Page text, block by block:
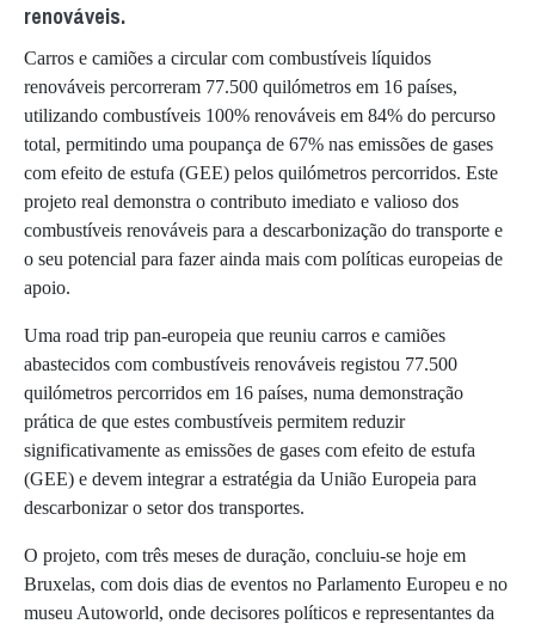
renováveis.
Carros e camiões a circular com combustíveis líquidos
renováveis percorreram 77.500 quilómetros em 16 países,
utilizando combustíveis 100% renováveis em 84% do percurso
total, permitindo uma poupança de 67% nas emissões de gases
com efeito de estufa (GEE) pelos quilómetros percorridos. Este
projeto real demonstra o contributo imediato e valioso dos
combustíveis renováveis para a descarbonização do transporte e
o seu potencial para fazer ainda mais com políticas europeias de
apoio.
Uma road trip pan-europeia que reuniu carros e camiões
abastecidos com combustíveis renováveis registou 77.500
quilómetros percorridos em 16 países, numa demonstração
prática de que estes combustíveis permitem reduzir
significativamente as emissões de gases com efeito de estufa
(GEE) e devem integrar a estratégia da União Europeia para
descarbonizar o setor dos transportes.
O projeto, com três meses de duração, concluiu-se hoje em
Bruxelas, com dois dias de eventos no Parlamento Europeu e no
museu Autoworld, onde decisores políticos e representantes da